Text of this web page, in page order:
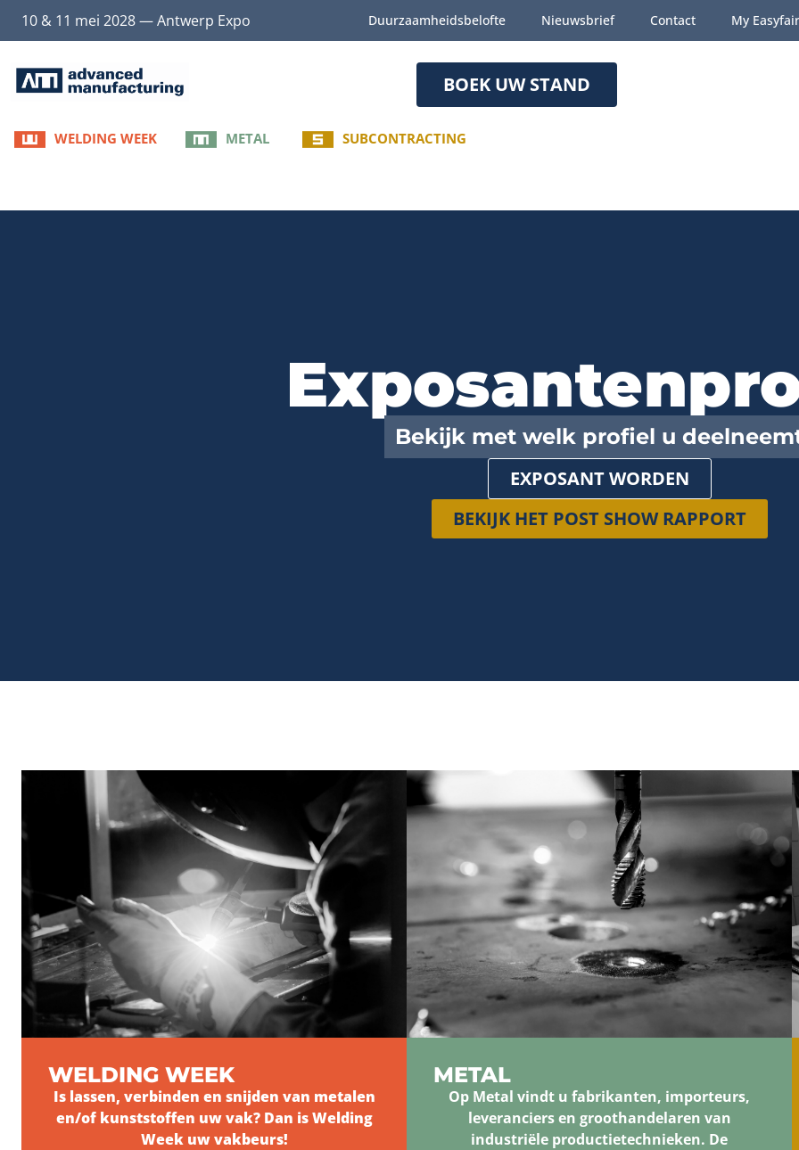
10 & 11 mei 2028 — Antwerp Expo Duurzaamheidsbelofte Nieuwsbrief Contact My
BOEK UW STAND
WELDING WEEK METAL SUBCONTRACTING
Bekijk met welk profiel u
EXPOSANT WORDEN
BEKIJK HET POST SHOW RAPPORT
WELDING WEEK
Is lassen, verbinden en snijden van metalen
en/of kunststoffen uw vak? Dan is Welding
Week uw vakbeurs!
METAL
Op Metal vindt u fabrikanten, importeurs,
leveranciers en groothandelaren van
industriële productietechnieken. De